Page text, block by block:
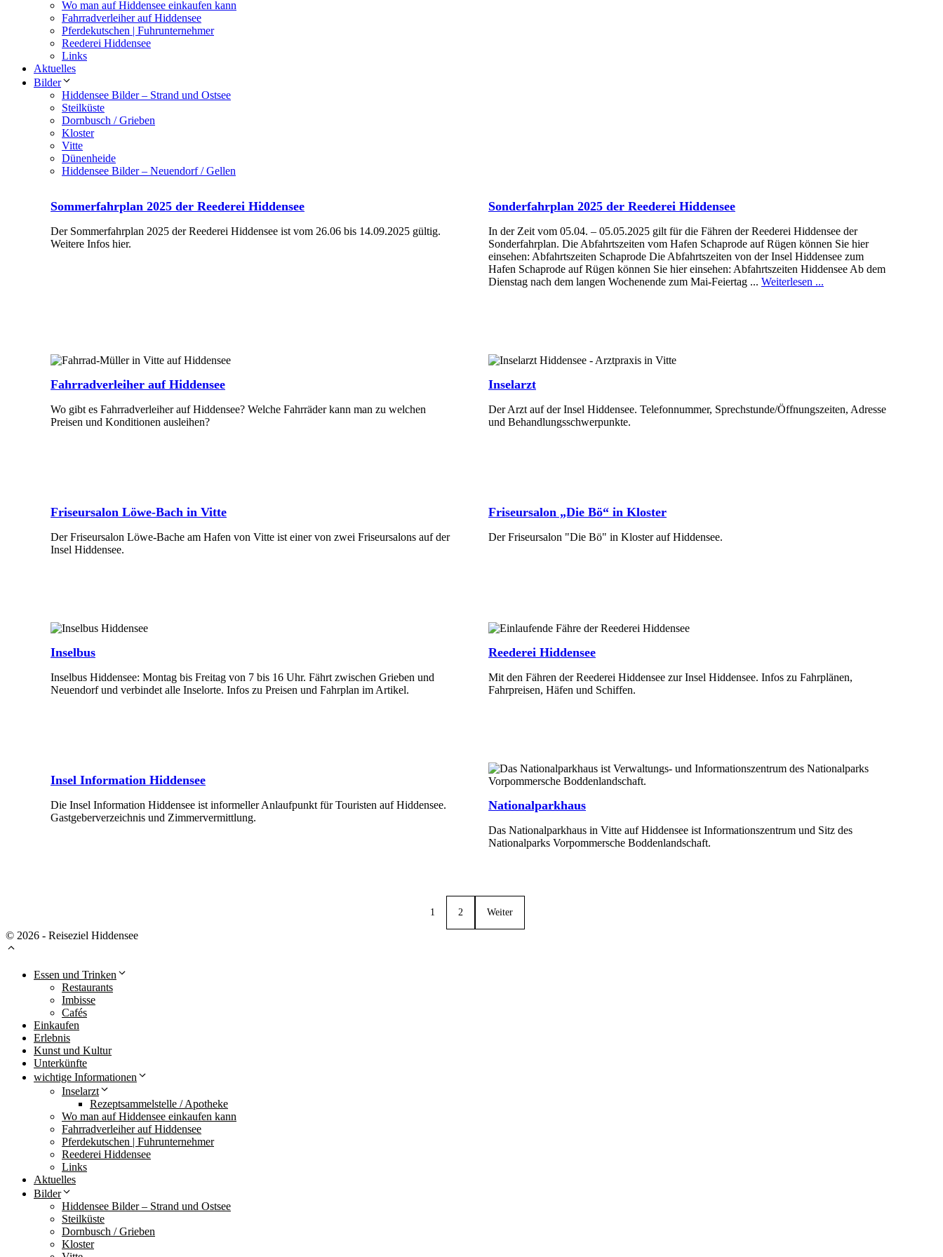
Wo man auf Hiddensee einkaufen kann
Fahrradverleiher auf Hiddensee
Pferdekutschen | Fuhrunternehmer
Reederei Hiddensee
Links
Aktuelles
Bilder
Hiddensee Bilder – Strand und Ostsee
Steilküste
Dornbusch / Grieben
Kloster
Vitte
Dünenheide
Hiddensee Bilder – Neuendorf / Gellen
Sommerfahrplan 2025 der Reederei Hiddensee
Der Sommerfahrplan 2025 der Reederei Hiddensee ist vom 26.06 bis 14.09.2025 gültig.
Weitere Infos hier.
Sonderfahrplan 2025 der Reederei Hiddensee
In der Zeit vom 05.04. – 05.05.2025 gilt für die Fähren der Reederei Hiddensee der
Sonderfahrplan. Die Abfahrtszeiten vom Hafen Schaprode auf Rügen können Sie hier
einsehen: Abfahrtszeiten Schaprode Die Abfahrtszeiten von der Insel Hiddensee zum
Hafen Schaprode auf Rügen können Sie hier einsehen: Abfahrtszeiten Hiddensee Ab dem
Dienstag nach dem langen Wochenende zum Mai-Feiertag ... Weiterlesen ...
Fahrradverleiher auf Hiddensee
Wo gibt es Fahrradverleiher auf Hiddensee? Welche Fahrräder kann man zu welchen
Preisen und Konditionen ausleihen?
Inselarzt
Der Arzt auf der Insel Hiddensee. Telefonnummer, Sprechstunde/Öffnungszeiten, Adresse
und Behandlungsschwerpunkte.
Friseursalon Löwe-Bach in Vitte
Der Friseursalon Löwe-Bache am Hafen von Vitte ist einer von zwei Friseursalons auf der
Insel Hiddensee.
Friseursalon „Die Bö“ in Kloster
Der Friseursalon "Die Bö" in Kloster auf Hiddensee.
Inselbus
Inselbus Hiddensee: Montag bis Freitag von 7 bis 16 Uhr. Fährt zwischen Grieben und
Neuendorf und verbindet alle Inselorte. Infos zu Preisen und Fahrplan im Artikel.
Reederei Hiddensee
Mit den Fähren der Reederei Hiddensee zur Insel Hiddensee. Infos zu Fahrplänen,
Fahrpreisen, Häfen und Schiffen.
Insel Information Hiddensee
Die Insel Information Hiddensee ist informeller Anlaufpunkt für Touristen auf Hiddensee.
Gastgeberverzeichnis und Zimmervermittlung.
Nationalparkhaus
Das Nationalparkhaus in Vitte auf Hiddensee ist Informationszentrum und Sitz des
Nationalparks Vorpommersche Boddenlandschaft.
1 2 Weiter
© 2026 - Reiseziel Hiddensee
Essen und Trinken
Restaurants
Imbisse
Cafés
Einkaufen
Erlebnis
Kunst und Kultur
Unterkünfte
wichtige Informationen
Inselarzt
Rezeptsammelstelle / Apotheke
Wo man auf Hiddensee einkaufen kann
Fahrradverleiher auf Hiddensee
Pferdekutschen | Fuhrunternehmer
Reederei Hiddensee
Links
Aktuelles
Bilder
Hiddensee Bilder – Strand und Ostsee
Steilküste
Dornbusch / Grieben
Kloster